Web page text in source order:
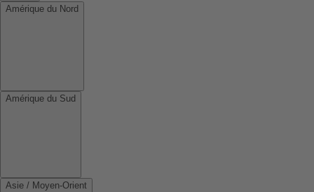
Amérique du Nord
Amérique du Sud
Asie / Moyen-Orient